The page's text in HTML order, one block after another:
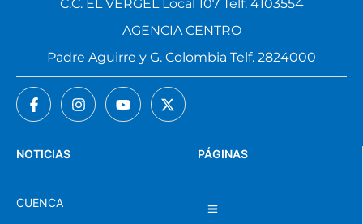
NACIONAL
AGENCIA CENTRO
Padre Aguirre y G. Colombia Telf. 2824000